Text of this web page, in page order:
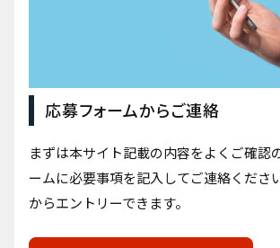
応募フォームからご連絡
まずは本サイト記載の内容をよくご確認
ームに必要事項を記入してご連絡くださ
からエントリーできます。